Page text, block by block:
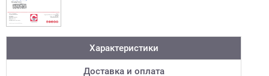
Характеристики
Доставка и оплата